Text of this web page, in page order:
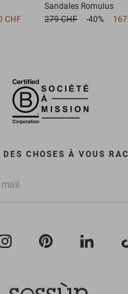
CHF
Sandales Romulus
279 CHF
-40%
CHOSES À VOUS